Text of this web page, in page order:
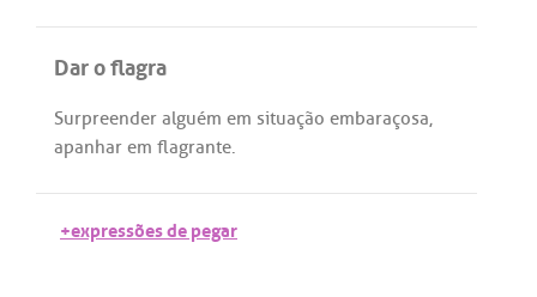
Dar o flagra
Surpreender alguém em situação embaraçosa,
apanhar em flagrante.
+expressões de pegar